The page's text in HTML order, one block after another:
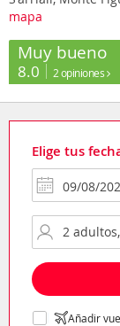
mapa
Muy bueno
8.0 2 opiniones
Elige tus
Añadir